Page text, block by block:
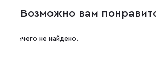
Возможно вам
Ничего не найдено.